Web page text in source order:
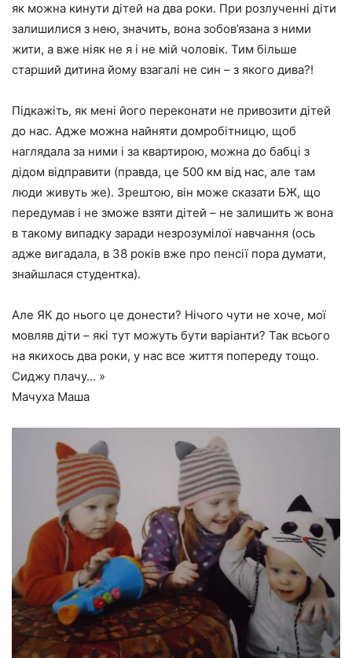
як можна кинути дітей на два роки. При розлученні діти
залишилися з нею, значить, вона зобов’язана з ними
жити, а вже ніяк не я і не мій чоловік. Тим більше
старший дитина йому взагалі не син – з якого дива?!
Підкажіть, як мені його переконати не привозити дітей
до нас. Адже можна найняти домробітницю, щоб
наглядала за ними і за квартирою, можна до бабці з
дідом відправити (правда, це 500 км від нас, але там
люди живуть же). Зрештою, він може сказати БЖ, що
передумав і не зможе взяти дітей – не залишить ж вона
в такому випадку заради незрозумілої навчання (ось
адже вигадала, в 38 років вже про пенсії пора думати,
знайшлася студентка).
Але ЯК до нього це донести? Нічого чути не хоче, мої
мовляв діти – які тут можуть бути варіанти? Так всього
на якихось два роки, у нас все життя попереду тощо.
Сиджу плачу… »
Мачуха Маша